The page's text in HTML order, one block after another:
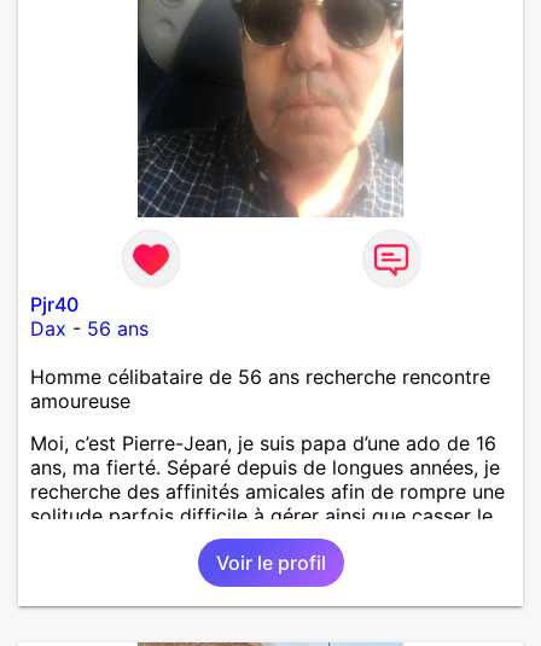
Pjr40
Dax - 56 ans
Homme célibataire de 56 ans recherche rencontre
amoureuse
Moi, c’est Pierre-Jean, je suis papa d’une ado de 16
ans, ma fierté. Séparé depuis de longues années, je
recherche des affinités amicales afin de rompre une
solitude parfois difficile à gérer ainsi que casser le
vague à l’âme. L’amitié reste extrêmement
importante à mes yeux mais peut se décliner en des
sentiments plus puissants. « Le temps fera son
œuvre » disait Arthur Schopenhauer, philosophe
Voir le profil